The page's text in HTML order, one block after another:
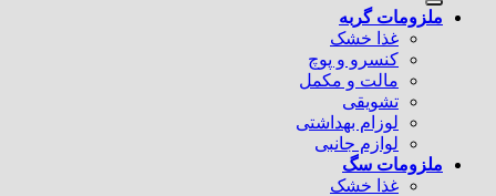
ملزومات گربه
غذا خشک
کنسرو و پوچ
مالت و مکمل
تشویقی
لوزام بهداشتی
لوازم جانبی
ملزومات سگ
غذا خشک